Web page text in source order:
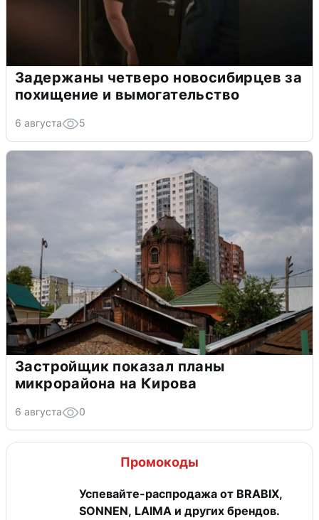
Задержаны четверо новосибирцев за
похищение и вымогательство
6 августа 5
Застройщик показал планы
микрорайона на Кирова
6 августа 0
Промокоды
Успевайте-распродажа от BRABIX,
SONNEN, LAIMA и других брендов.